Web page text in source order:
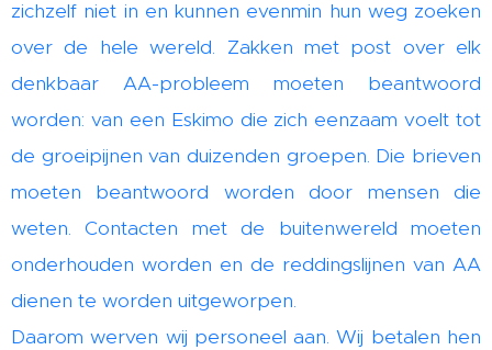
zichzelf niet in en kunnen evenmin hun weg zoeken
over de hele wereld. Zakken met post over elk
denkbaar AA-probleem moeten beantwoord
worden: van een Eskimo die zich eenzaam voelt tot
de groeipijnen van duizenden groepen. Die brieven
moeten beantwoord worden door mensen die
weten. Contacten met de buitenwereld moeten
onderhouden worden en de reddingslijnen van AA
dienen te worden uitgeworpen.
Daarom werven wij personeel aan. Wij betalen hen